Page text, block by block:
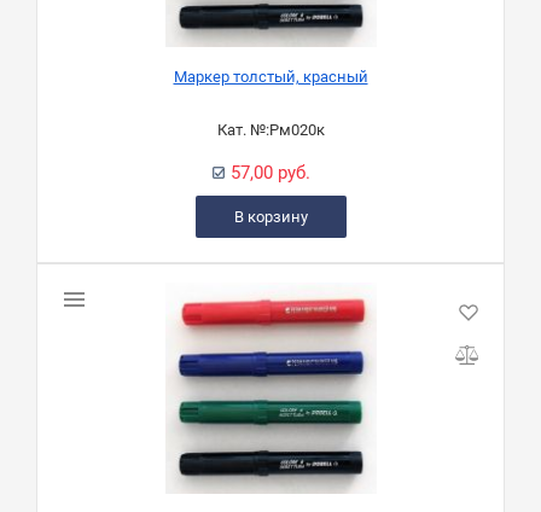
Маркер толстый, красный
Кат. №:Рм020к
57,00 руб.
В корзину